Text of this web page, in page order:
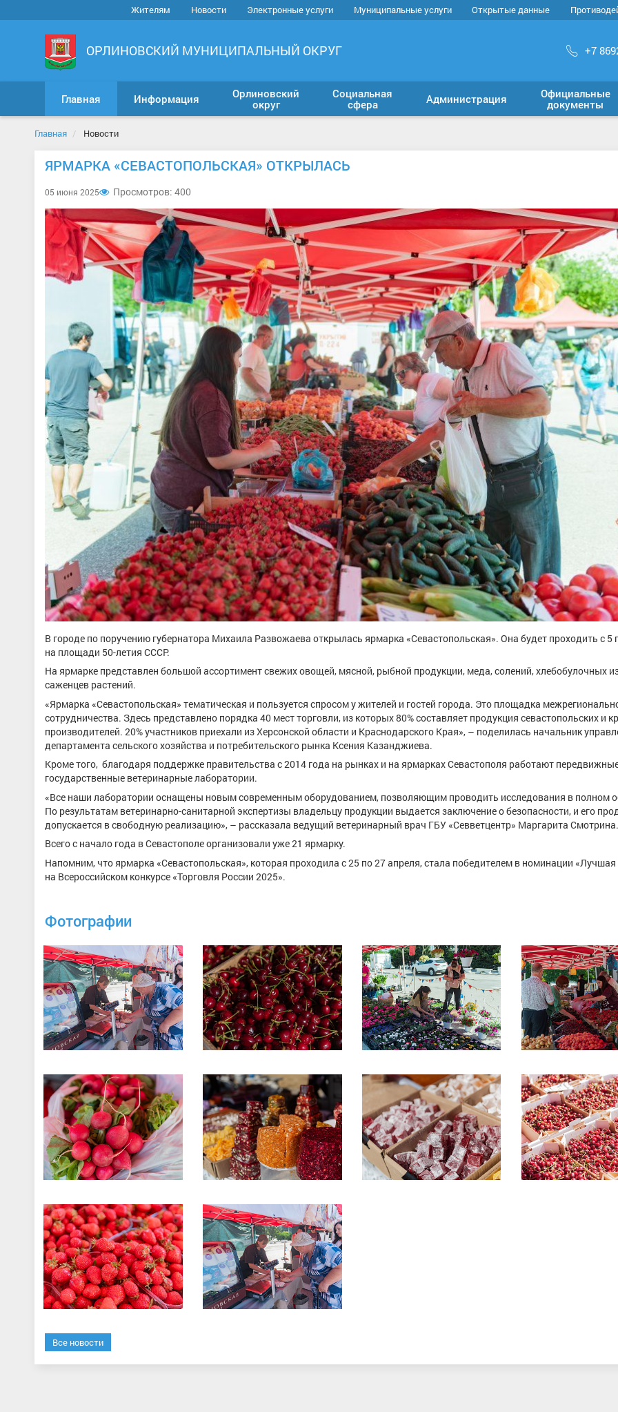
Жителям Новости Электронные услуги Муниципальные услуги Открытые данные
ОРЛИНОВСКИЙ МУНИЦИПАЛЬНЫЙ ОКРУГ +7
Главная Информация
Орлиновский
округ
Социальная
сфера
Администрация
Официальные
документы
Главная Новости
ЯРМАРКА «СЕВАСТОПОЛЬСКАЯ» ОТКРЫЛАСЬ
05 июня 2025 Просмотров: 400
В городе по поручению губернатора Михаила Развожаева открылась ярмарка «Севастопольская». Она будет проходить с 5
на площади 50-летия СССР.
На ярмарке представлен большой ассортимент свежих овощей, мясной, рыбной продукции, меда, солений, хлебобулочных
саженцев растений.
«Ярмарка «Севастопольская» тематическая и пользуется спросом у жителей и гостей города. Это площадка
сотрудничества. Здесь представлено порядка 40 мест торговли, из которых 80% составляет продукция севастопольских и
производителей. 20% участников приехали из Херсонской области и Краснодарского Края», – поделилась начальник
департамента сельского хозяйства и потребительского рынка Ксения Казанджиева.
Кроме того, благодаря поддержке правительства с 2014 года на рынках и на ярмарках Севастополя работают
государственные ветеринарные лаборатории.
«Все наши лаборатории оснащены новым современным оборудованием, позволяющим проводить исследования в полном
По результатам ветеринарно-санитарной экспертизы владельцу продукции выдается заключение о безопасности, и его
допускается в свободную реализацию», – рассказала ведущий ветеринарный врач ГБУ «Севветцентр» Маргарита Смотрина.
Всего с начало года в Севастополе организовали уже 21 ярмарку.
Напомним, что ярмарка «Севастопольская», которая проходила с 25 по 27 апреля, стала победителем в номинации
на Всероссийском конкурсе «Торговля России 2025».
Фотографии
Все новости